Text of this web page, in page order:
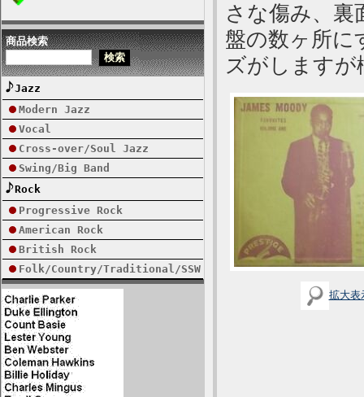
商品検索
Jazz
Modern Jazz
Vocal
Cross-over/Soul Jazz
Swing/Big Band
Rock
Progressive Rock
American Rock
British Rock
Folk/Country/Traditional/SSW
さな傷み、裏
盤の数ヶ所に
ズがしますが
拡大表